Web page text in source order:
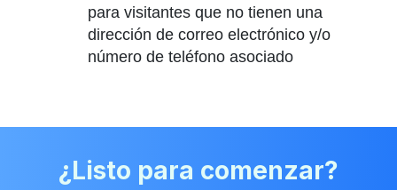
para visitantes que no tienen una
dirección de correo electrónico y/o
número de teléfono asociado
¿Listo para comenzar?